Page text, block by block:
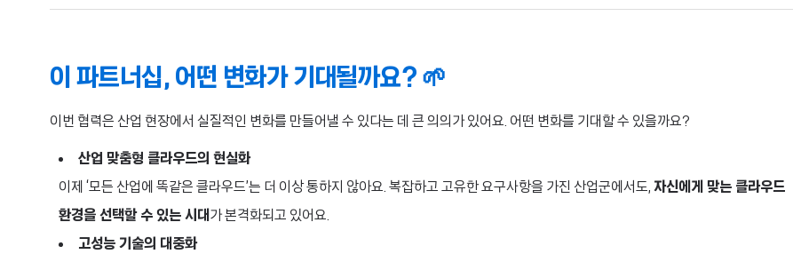
이 파트너십, 어떤 변화가 기대될까요? 🌱
이번 협력은 산업 현장에서 실질적인 변화를 만들어낼 수 있다는 데 큰 의의가 있어요. 어떤 변화를 기대할 수 있을까요?
산업 맞춤형 클라우드의 현실화
이제 ‘모든 산업에 똑같은 클라우드’는 더 이상 통하지 않아요. 복잡하고 고유한 요구사항을 가진 산업군에서도, 자신에게 맞는 클라우드
환경을 선택할 수 있는 시대 가 본격화되고 있어요.
고성능 기술의 대중화